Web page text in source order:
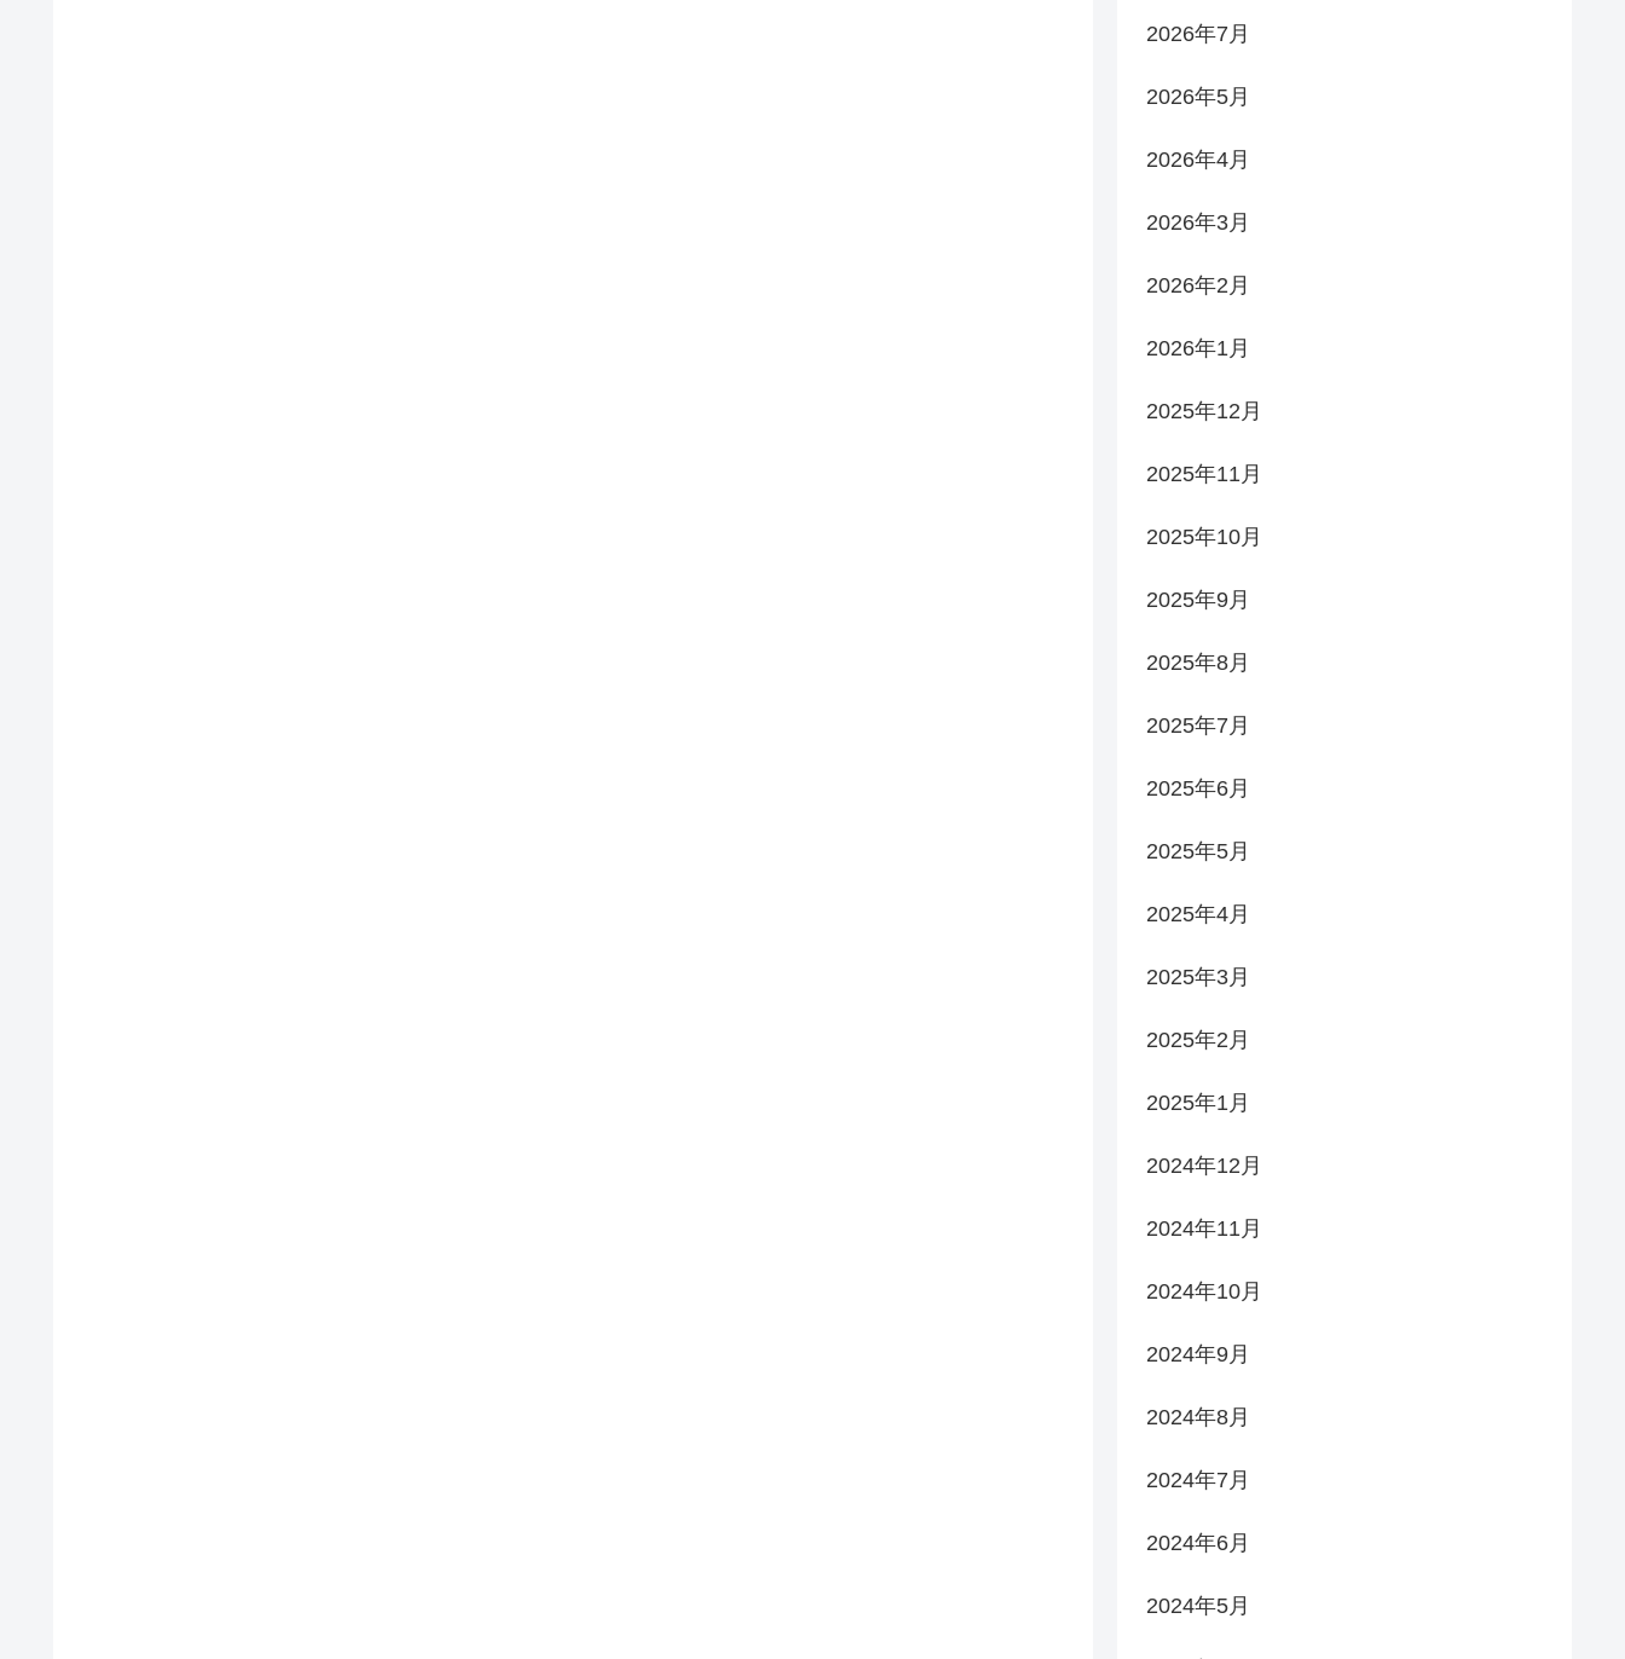
2026年7月
2026年5月
2026年4月
2026年3月
2026年2月
2026年1月
2025年12月
2025年11月
2025年10月
2025年9月
2025年8月
2025年7月
2025年6月
2025年5月
2025年4月
2025年3月
2025年2月
2025年1月
2024年12月
2024年11月
2024年10月
2024年9月
2024年8月
2024年7月
2024年6月
2024年5月